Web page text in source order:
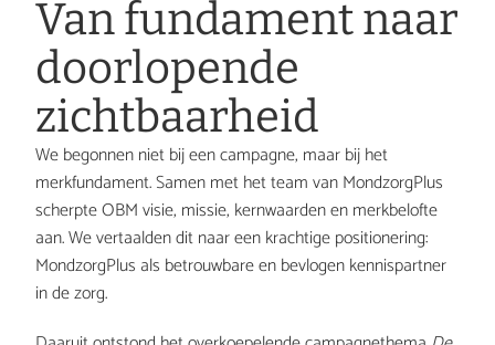
Van fundament naar
doorlopende
zichtbaarheid
We begonnen niet bij een campagne, maar bij het
merkfundament. Samen met het team van MondzorgPlus
scherpte OBM visie, missie, kernwaarden en merkbelofte
aan. We vertaalden dit naar een krachtige positionering:
MondzorgPlus als betrouwbare en bevlogen kennispartner
in de zorg.